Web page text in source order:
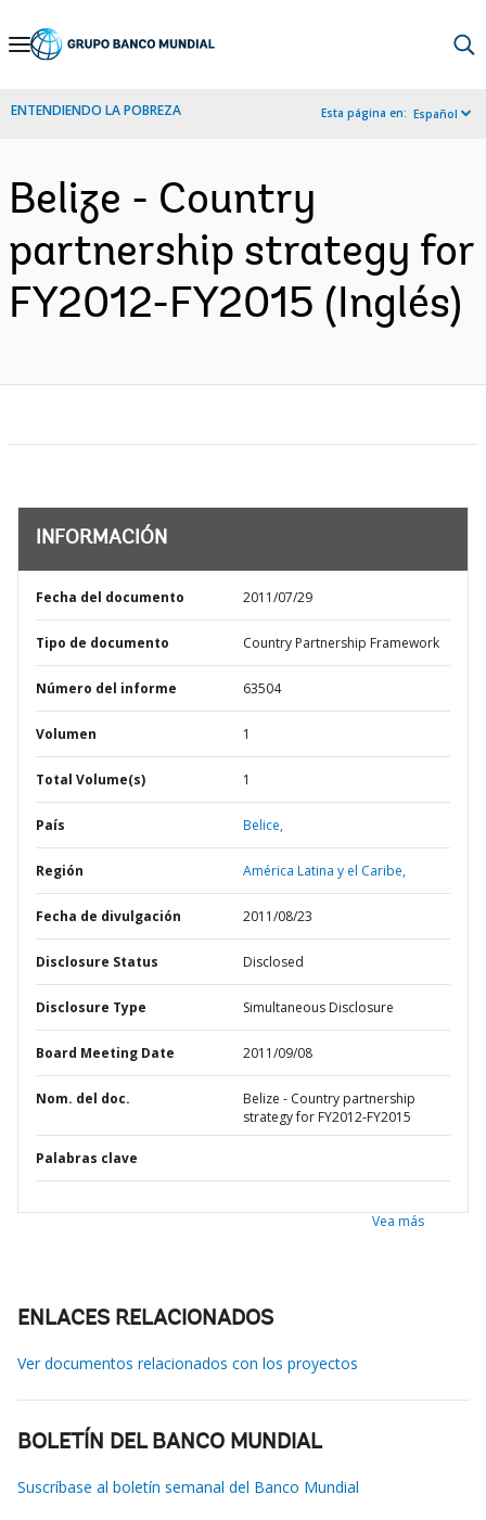
Skip
Navigation
ENTENDIENDO LA POBREZA Esta página en: Español
Belize - Country
partnership strategy for
FY2012-FY2015 (Inglés)
INFORMACIÓN
Fecha del documento 2011/07/29
Tipo de documento Country Partnership Framework
Número del informe 63504
Volumen 1
Total Volume(s) 1
País Belice,
Región América Latina y el Caribe,
Fecha de divulgación 2011/08/23
Disclosure Status Disclosed
Disclosure Type Simultaneous Disclosure
Board Meeting Date 2011/09/08
Nom. del doc.
Belize - Country partnership
strategy for FY2012-FY2015
Palabras clave
Vea más
ENLACES RELACIONADOS
Ver documentos relacionados con los proyectos
BOLETÍN DEL BANCO MUNDIAL
Suscríbase al boletín semanal del Banco Mundial